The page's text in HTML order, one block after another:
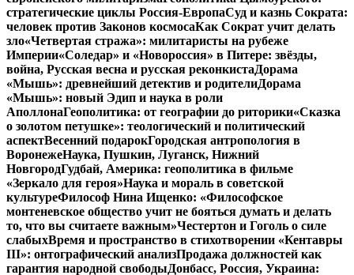
стратегические циклы Россия-ЕвропаСуд и казнь Сократа:
человек против Законов космосаКак Сократ учит делать
зло«Четвертая стража»: милитаристы на рубеже
Империи«Соледар» и «Новороссия» в Питере: звёзды,
война, Русская весна и русская реконкистаДорама
«Мышь»: древнейший детектив и родителиДорама
«Мышь»: новый Эдип и наука в роли
АполлонаГеополитика: от географии до риторики«Сказка
о золотом петушке»: теологический и политический
аспектВесенний подарокГородская антропология в
ВоронежеНаука, Пушкин, Луганск, Нижний
НовгородГудбай, Америка: геополитика в фильме
«Зеркало для героя»Наука и мораль в советской
культуреФилософ Нина Ищенко: «Философское
монтеневское общество учит не бояться думать и делать
то, что вы считаете важным»Честертон и Гоголь о силе
слабыхВремя и пространство в стихотворении «Кентавры
III»: онтографический анализПродажа должностей как
гарантия народной свободыДонбасс, Россия, Украина: